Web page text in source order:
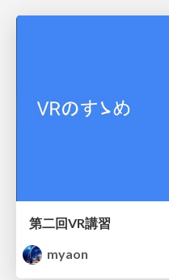
第二回VR講習
myaon